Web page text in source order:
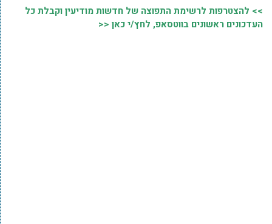
>> להצטרפות לרשימת התפוצה של חדשות מודיעין וקבלת כל
העדכונים ראשונים בווטסאפ, לחץ/י כאן <<